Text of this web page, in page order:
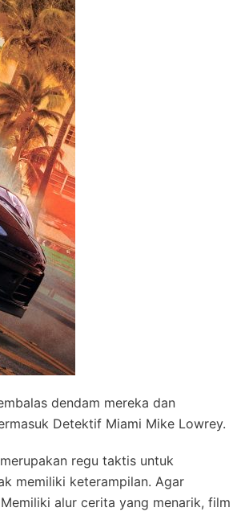
dendam mereka dan
Detektif Miami Mike Lowrey.
regu taktis untuk
memiliki keterampilan. Agar
alur cerita yang menarik, film